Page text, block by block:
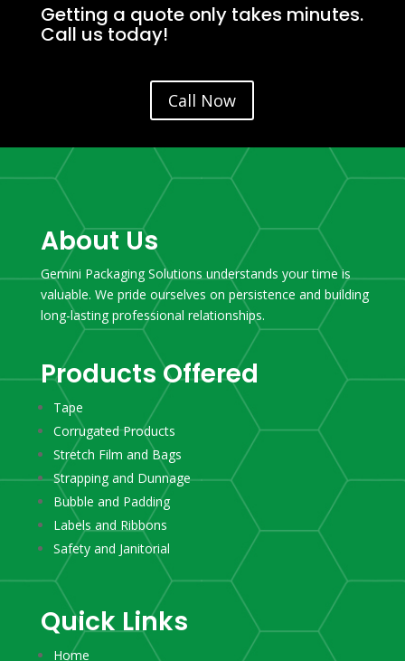
Getting a quote only takes minutes.
Call us today!
Call Now
About Us
Gemini Packaging Solutions understands your time is
valuable. We pride ourselves on persistence and building
long-lasting professional relationships.
Products Offered
Tape
Corrugated Products
Stretch Film and Bags
Strapping and Dunnage
Bubble and Padding
Labels and Ribbons
Safety and Janitorial
Quick Links
Home